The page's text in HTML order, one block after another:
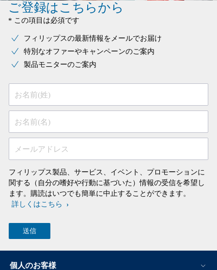
ご登録はこちらから
* この項目は必須です
フィリップスの最新情報をメールでお届け
特別なオファーやキャンペーンのご案内
製品モニターのご案内
お名前(姓)
お名前(名)
メールアドレス
フィリップス製品、サービス、イベント、プロモーションに
関する（自分の嗜好や行動に基づいた）情報の受信を希望し
ます。購読はいつでも簡単に中止することができます。
詳しくはこちら
個人のお客様